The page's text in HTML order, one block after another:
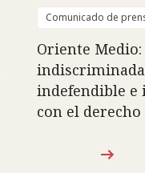
Comunicado de
Oriente
indefendible e
con el derecho